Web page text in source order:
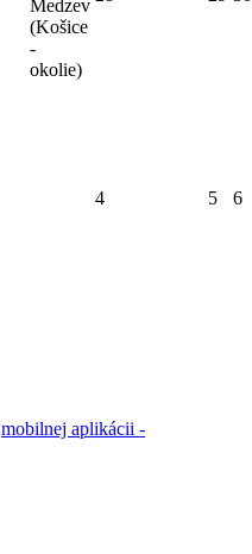
Medzev
(Košice
-
okolie)
4 5 6
mobilnej aplikácii -